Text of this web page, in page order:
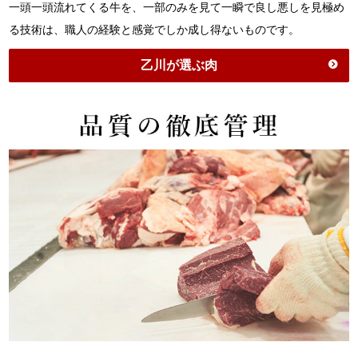
一頭一頭流れてくる牛を、一部のみを見て一瞬で良し悪しを見極め
る技術は、職人の経験と感覚でしか成し得ないものです。
乙川が選ぶ肉